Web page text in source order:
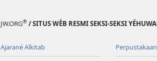
JW.ORG® / SITUS WÈB RESMI SEKSI-SEKSI
Ajarané Alkitab Perpustakaan